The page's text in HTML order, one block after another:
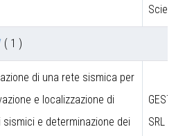
( 1 )
di una rete sismica per
e localizzazione di
sismici e determinazione dei
SRL